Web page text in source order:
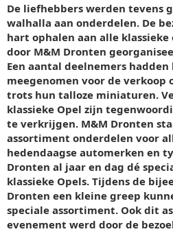
De liefhebbers werden tevens
walhalla aan onderdelen. De
hart ophalen aan alle
door M&M Dronten
Een aantal deelnemers
meegenomen voor de verkoop
trots hun talloze miniaturen.
klassieke Opel zijn
te verkrijgen. M&M Dronten
assortiment onderdelen voor
hedendaagse automerken en
Dronten al jaar en dag dé
klassieke Opels. Tijdens de
Dronten een kleine greep
speciale assortiment. Ook dit
evenement werd door de